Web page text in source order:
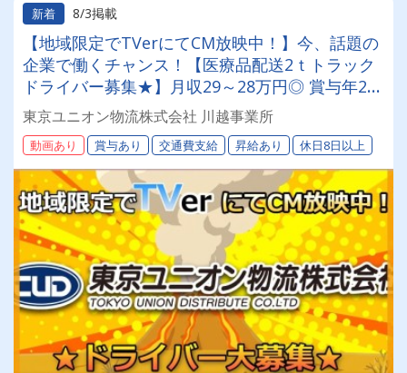
新着 8/3掲載
【地域限定でTVerにてCM放映中！】今、話題の
企業で働くチャンス！【医療品配送2ｔトラック
ドライバー募集★】月収29～28万円◎ 賞与年2回
／昇給有／福利厚生充実／仕事量安定／未経験歓
迎◎【年間休日113日以上】連休もあり◎プライ
ベート充実可◎「安心・安全」で働く。東京ユニ
オン物流でドライバーライフを送りませんか？
東京ユニオン物流株式会社 川越事業所
動画あり 賞与あり 交通費支給 昇給あり 休日8日以上